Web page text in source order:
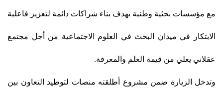
مع مؤسسات بحثية وطنية بهدف بناء شراكات دائمة لتعزيز فاعلية
الابتكار في ميدان البحث في العلوم الاجتماعية من أجل مجتمع
عقلاني يعلي من قيمة العلم والمعرفة.
وتدخل الزيارة ضمن مشروع أطلقته منصات لتوطيد التعاون بين